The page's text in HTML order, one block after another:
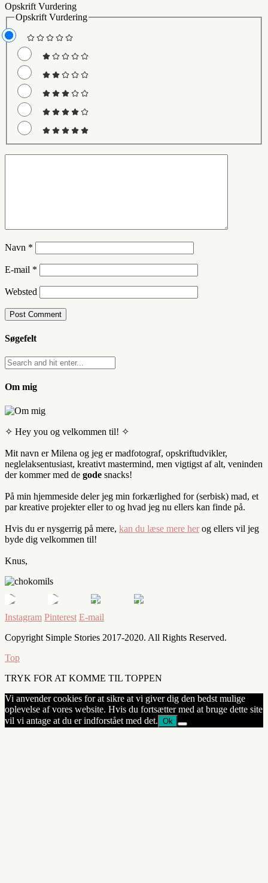
Opskrift Vurdering
Opskrift Vurdering
Navn *
E-mail *
Websted
Søgefelt
Om mig
✧ Hey you og velkommen til! ✧
Mit navn er Milena og jeg er madfotograf, opskriftudvikler,
neglelaksentusiast, kreativt mastermind, men vigtigst af alt, veninden
der kommer med de gode snacks!
På min hjemmeside deler jeg min forkærlighed for (serbisk) mad, et
par kreative projekter eller to og hvad jeg nu ellers kan finde på.
Hvis du er nysgerrig på mere, kan du læse mere her og ellers vil jeg
byde dig velkommen til!
Knus,
Instagram Pinterest E-mail
Copyright Simple Stories 2017-2020. All Rights Reserved.
Top
TRYK FOR AT KOMME TIL TOPPEN
Vi anvender cookies for at sikre at vi giver dig den bedst mulige
oplevelse af vores website. Hvis du fortsætter med at bruge dette site
vil vi antage at du er indforstået med det. Ok